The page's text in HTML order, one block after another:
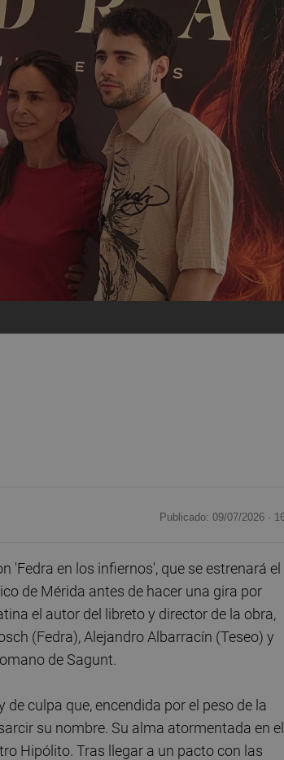
Publicado: 09/07/2026 ·
'Fedra en los infiernos', que se estrenará el
de Mérida antes de hacer una gira por
el autor del libreto y director de la obra,
(Fedra), Alejandro Albarracín (Teseo) y
de Sagunt.
culpa que, encendida por el peso de la
su nombre. Su alma atormentada en el
Hipólito. Tras llegar a un pacto con las